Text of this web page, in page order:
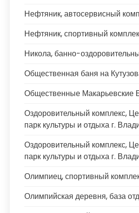
Нефтяник, автосервисный
Нефтяник, спортивный
Никола, банно-
Общественная баня на
Общественные Макарьевские
Оздоровительный комплекс,
парк культуры и отдыха г.
Оздоровительный комплекс,
парк культуры и отдыха г.
Олимпиец, спортивный
Олимпийская деревня, база